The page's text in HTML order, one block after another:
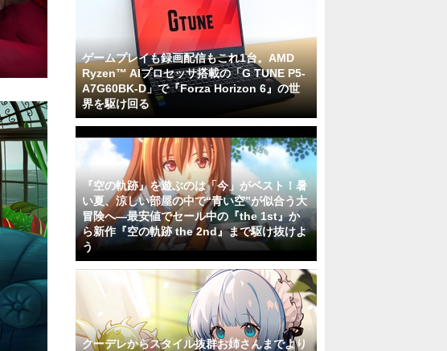
ゲームプレイも録画配信もこれ1台。AMD
Ryzen™ AIプロセッサ搭載の「G TUNE P5-
A7G60BK-D」で『Forza Horizon 6』の世
界を駆け回る
『空の軌跡』を遊ぶのは「今」がベスト！暑
い夏、涼しい部屋の中で“青い空”が似合う大
冒険へ―最安値でセール中の『the 1st』か
ら新作『空の軌跡 the 2nd』まで駆け抜けよ
う
クーデレからスタイル抜群お姉さんまでより